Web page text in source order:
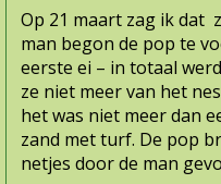
Op 21 maart zag ik dat
man begon de pop te
eerste ei – in totaal
ze niet meer van het
het was niet meer dan
zand met turf. De pop
netjes door de man